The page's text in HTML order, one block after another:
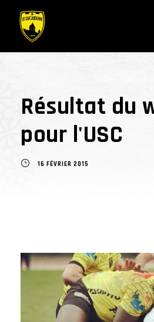
Résultat du
pour l'USC
16 FÉVRIER 2015